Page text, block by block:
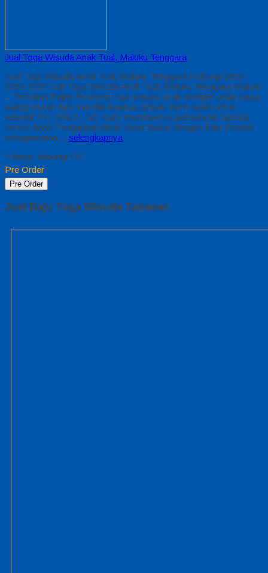
Jual Toga Wisuda Anak Tual, Maluku Tenggara
Jual Toga Wisuda Anak Tual, Maluku Tenggara Hubungi 0812-
2282-1060 Jual Toga Wisuda Anak Tual, Maluku Tenggara Maluku
– Temukan Paket Promosi toga wisuda anak komplet pada harga
paling murah dan memiliki kualitas terbaik, kami kasih untuk
sekolah TK, PAUD , SD Kami memberinya penawaran Special
semua level Pengajaran Anak Umur Dasar dengan Fitur Produk
sebagaimana… selengkapnya
*Harga Hubungi CS
Pre Order
Pre Order
Jual Baju Toga Wisuda Tabanan